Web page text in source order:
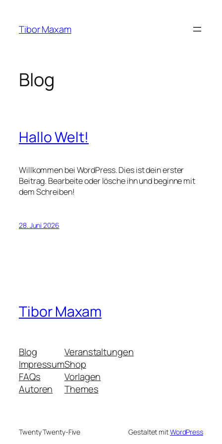
springen
Tibor Maxam
Blog
Hallo Welt!
Willkommen bei WordPress. Dies ist dein erster
Beitrag. Bearbeite oder lösche ihn und beginne mit
dem Schreiben!
28. Juni 2026
Tibor Maxam
Blog
Impressum
FAQs
Autoren
Veranstaltungen
Shop
Vorlagen
Themes
Twenty Twenty-Five Gestaltet mitWordPress